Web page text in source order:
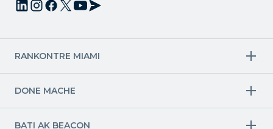
RANKONTRE MIAMI
Aviyasyon & Aerospace
Syans lavi ak swen sante
DONE MACHE
Mendèv & Talent Pipeline
BATI AK BEACON